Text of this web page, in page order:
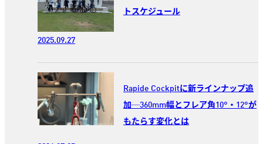
トスケジュール
2025.09.27
Rapide Cockpitに新ラインナップ追
加─360mm幅とフレア角10°・12°が
もたらす変化とは